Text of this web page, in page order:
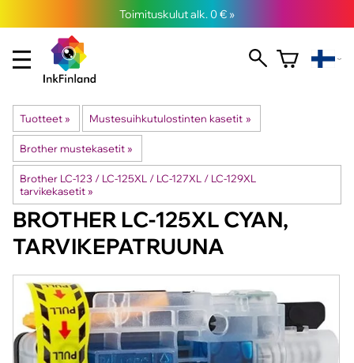
Toimituskulut alk. 0 € »
Tuotteet ‪» Mustesuihkutulostinten kasetit ‪»
Brother mustekasetit ‪»
Brother LC-123 / LC-125XL / LC-127XL / LC-129XL
tarvikekasetit ‪»
BROTHER LC-125XL CYAN,
TARVIKEPATRUUNA